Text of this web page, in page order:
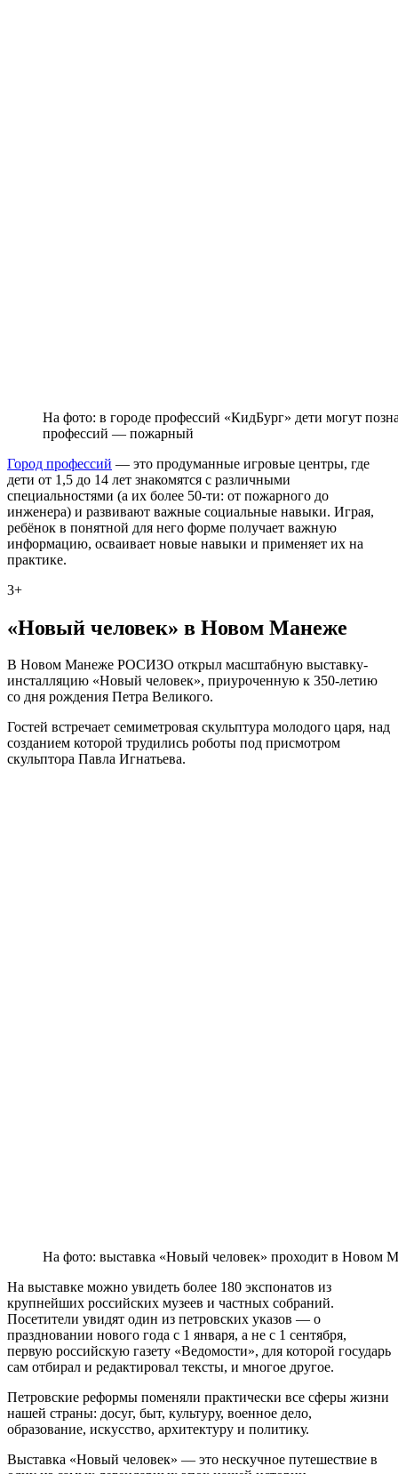
На фото: в городе профессий «КидБург» дети могут
профессий — пожарный
Город профессий — это продуманные игровые центры, где
дети от 1,5 до 14 лет знакомятся с различными
специальностями (а их более 50-ти: от пожарного до
инженера) и развивают важные социальные навыки. Играя,
ребёнок в понятной для него форме получает важную
информацию, осваивает новые навыки и применяет их на
практике.
3+
«Новый человек» в Новом Манеже
В Новом Манеже РОСИЗО открыл масштабную выставку-
инсталляцию «Новый человек», приуроченную к 350-летию
со дня рождения Петра Великого.
Гостей встречает семиметровая скульптура молодого царя, над
созданием которой трудились роботы под присмотром
скульптора Павла Игнатьева.
На фото: выставка «Новый человек» проходит в
На выставке можно увидеть более 180 экспонатов из
крупнейших российских музеев и частных собраний.
Посетители увидят один из петровских указов — о
праздновании нового года с 1 января, а не с 1 сентября,
первую российскую газету «Ведомости», для которой государь
сам отбирал и редактировал тексты, и многое другое.
Петровские реформы поменяли практически все сферы жизни
нашей страны: досуг, быт, культуру, военное дело,
образование, искусство, архитектуру и политику.
Выставка «Новый человек» — это нескучное путешествие в